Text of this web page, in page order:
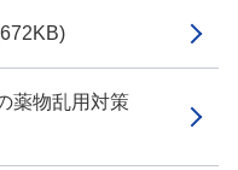
の薬物乱用対策